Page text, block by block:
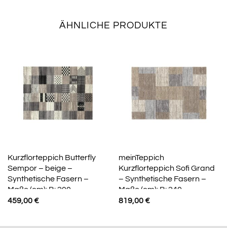
ÄHNLICHE PRODUKTE
Kurzflorteppich Butterfly
Sempor – beige –
Synthetische Fasern –
Maße (cm): B: 200
459,00€
meinTeppich
Kurzflorteppich Sofi Grand
– Synthetische Fasern –
Maße (cm): B: 240
819,00€